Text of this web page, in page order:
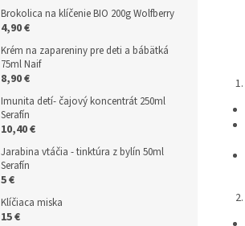
Brokolica na klíčenie BIO 200g Wolfberry
4,90 €
Krém na zapareniny pre deti a bábätká
75ml Naif
8,90 €
Imunita detí- čajový koncentrát 250ml
Serafín
10,40 €
Jarabina vtáčia - tinktúra z bylín 50ml
Serafín
5 €
Klíčiaca miska
15 €